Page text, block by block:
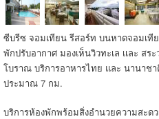
ซีบรีซ จอมเทียน รีสอร์ท บนหาดจอมเที
พักปรับอากาศ มองเห็นวิวทะเล เเละ สร
โบราณ บริการอาหารไทย และ นานาช
ประมาณ 7 กม.
บริการห้องพักพร้อมสิ่งอำนวยความสะ